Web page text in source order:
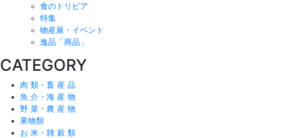
食のトリビア
特集
物産展・イベント
逸品「商品」
CATEGORY
肉 類・畜 産 品
魚 介・海 産 物
野 菜・農 産 物
果物類
お 米・雑 穀 類